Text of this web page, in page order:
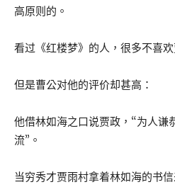
高原则的。
看过《红楼梦》的人，很多不喜欢
但是曹公对他的评价却甚高：
他借林如海之口说贾政，“为人谦
流”。
当穷秀才贾雨村拿着林如海的书